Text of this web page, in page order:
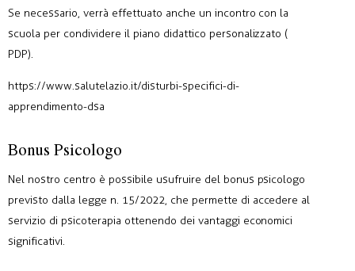
Se necessario, verrà effettuato anche un incontro con la
scuola per condividere il piano didattico personalizzato (
PDP).
https://www.salutelazio.it/disturbi-specifici-di-
apprendimento-dsa
Bonus Psicologo
Nel nostro centro è possibile usufruire del bonus psicologo
previsto dalla legge n. 15/2022, che permette di accedere al
servizio di psicoterapia ottenendo dei vantaggi economici
significativi.